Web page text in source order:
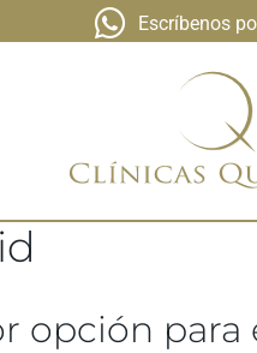
Escríbenos
opción